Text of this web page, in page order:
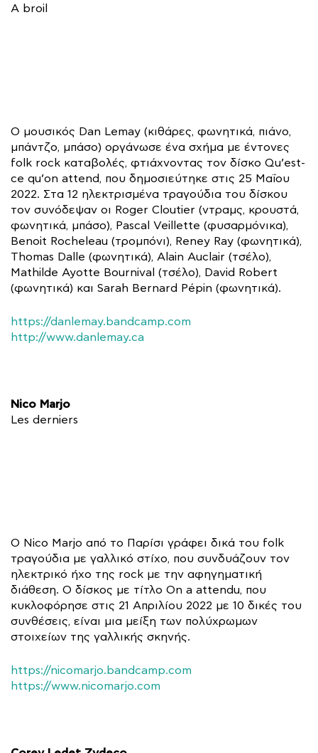
A broil
Ο μουσικός Dan Lemay (κιθάρες, φωνητικά, πιάνο,
μπάντζο, μπάσο) οργάνωσε ένα σχήμα με έντονες
folk rock καταβολές, φτιάχνοντας τον δίσκο Qu’est-
ce qu’on attend, που δημοσιεύτηκε στις 25 Μαΐου
2022. Στα 12 ηλεκτρισμένα τραγούδια του δίσκου
τον συνόδεψαν οι Roger Cloutier (ντραμς, κρουστά,
φωνητικά, μπάσο), Pascal Veillette (φυσαρμόνικα),
Benoit Rocheleau (τρομπόνι), Reney Ray (φωνητικά),
Thomas Dalle (φωνητικά), Alain Auclair (τσέλο),
Mathilde Ayotte Bournival (τσέλο), David Robert
(φωνητικά) και Sarah Bernard Pépin (φωνητικά).
https://danlemay.bandcamp.com
http://www.danlemay.ca
Nico Marjo
Les derniers
Ο Nico Marjo από το Παρίσι γράφει δικά του folk
τραγούδια με γαλλικό στίχο, που συνδυάζουν τον
ηλεκτρικό ήχο της rock με την αφηγηματική
διάθεση. Ο δίσκος με τίτλο On a attendu, που
κυκλοφόρησε στις 21 Απριλίου 2022 με 10 δικές του
συνθέσεις, είναι μια μείξη των πολύχρωμων
στοιχείων της γαλλικής σκηνής.
https://nicomarjo.bandcamp.com
https://www.nicomarjo.com